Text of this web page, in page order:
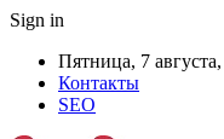
Sign in
Пятница, 7
Контакты
SEO